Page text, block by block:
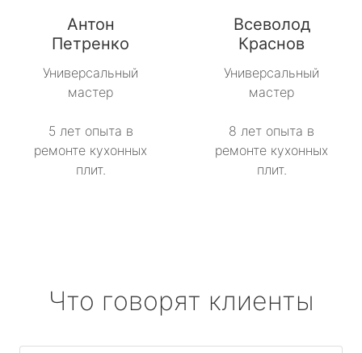
Антон
Петренко
Универсальный
мастер
5 лет опыта в
ремонте кухонных
плит.
Всеволод
Краснов
Универсальный
мастер
8 лет опыта в
ремонте кухонных
плит.
Что говорят клиенты